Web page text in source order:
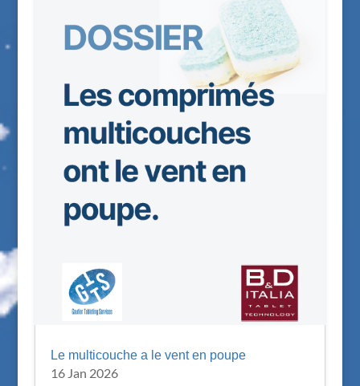
Le multicouche a le vent en poupe
16 Jan 2026